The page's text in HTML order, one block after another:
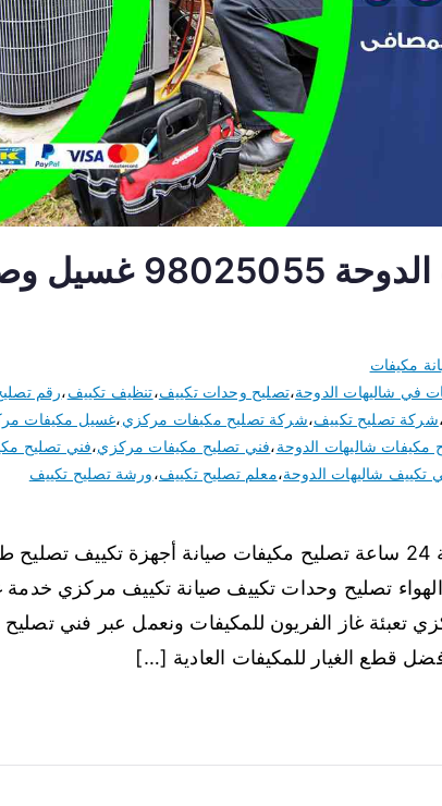
تصليح مكيفات شاليهات الدوحة
مكيفات
في شاليهات الدوحة،تصليح وحدات تكييف،تنظيف تكييف،رقم
،شركة تصليح تكييف،شركة تصليح مكيفات مركزي،غسيل مكيفات
مكيفات شاليهات الدوحة،فني تصليح مكيفات مركزي،فني تصليح
تكييف شاليهات الدوحة،معلم تصليح تكييف،ورشة تصليح تكييف
تصليح مكيفات شاليهات الدوحة نقدم خدمة 24 ساعة تصليح مكيفات صيانة أجهزة تكييف
تصليح وحدات تكييف صيانة تكييف مركزي
تعبئة غاز الفريون للمكيفات ونعمل عبر فني
قطع الغيار للمكيفات العادية […]